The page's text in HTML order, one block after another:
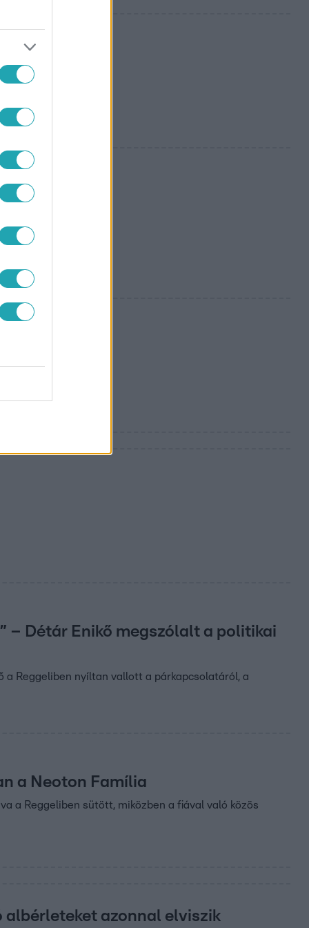
a
– Détár Enikő megszólalt a politikai
a Reggeliben nyíltan vallott a párkapcsolatáról, a
a Neoton Família
a Reggeliben sütött, miközben a fiával való közös
albérleteket azonnal elviszik